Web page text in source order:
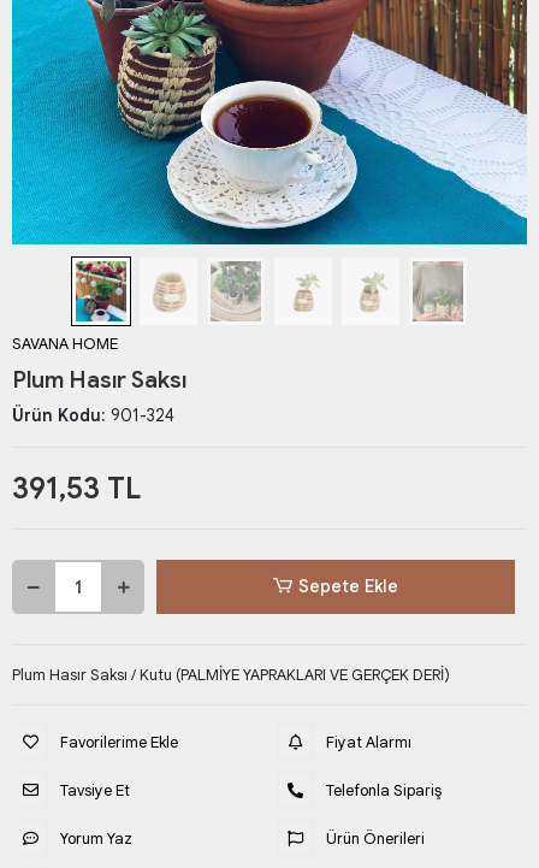
SAVANA HOME
Plum Hasır Saksı
Ürün Kodu: 901-324
391,53 TL
Sepete Ekle
Plum Hasır Saksı / Kutu (PALMİYE YAPRAKLARI VE GERÇEK DERİ)
Favorilerime Ekle
Tavsiye Et
Yorum Yaz
Fiyat Alarmı
Telefonla Sipariş
Ürün Önerileri